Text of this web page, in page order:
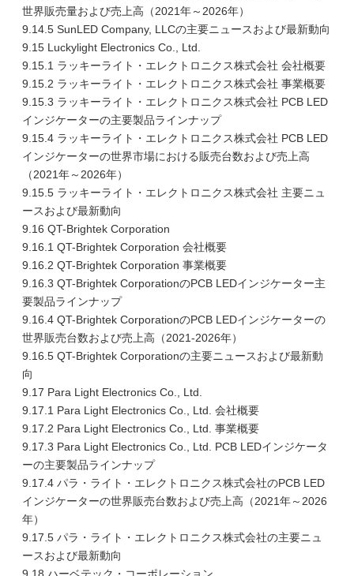
世界販売量および売上高（2021年～2026年）
9.14.5 SunLED Company, LLCの主要ニュースおよび最新動向
9.15 Luckylight Electronics Co., Ltd.
9.15.1 ラッキーライト・エレクトロニクス株式会社 会社概要
9.15.2 ラッキーライト・エレクトロニクス株式会社 事業概要
9.15.3 ラッキーライト・エレクトロニクス株式会社 PCB LED
インジケーターの主要製品ラインナップ
9.15.4 ラッキーライト・エレクトロニクス株式会社 PCB LED
インジケーターの世界市場における販売台数および売上高
（2021年～2026年）
9.15.5 ラッキーライト・エレクトロニクス株式会社 主要ニュ
ースおよび最新動向
9.16 QT-Brightek Corporation
9.16.1 QT-Brightek Corporation 会社概要
9.16.2 QT-Brightek Corporation 事業概要
9.16.3 QT-Brightek CorporationのPCB LEDインジケーター主
要製品ラインナップ
9.16.4 QT-Brightek CorporationのPCB LEDインジケーターの
世界販売台数および売上高（2021-2026年）
9.16.5 QT-Brightek Corporationの主要ニュースおよび最新動
向
9.17 Para Light Electronics Co., Ltd.
9.17.1 Para Light Electronics Co., Ltd. 会社概要
9.17.2 Para Light Electronics Co., Ltd. 事業概要
9.17.3 Para Light Electronics Co., Ltd. PCB LEDインジケータ
ーの主要製品ラインナップ
9.17.4 パラ・ライト・エレクトロニクス株式会社のPCB LED
インジケーターの世界販売台数および売上高（2021年～2026
年）
9.17.5 パラ・ライト・エレクトロニクス株式会社の主要ニュ
ースおよび最新動向